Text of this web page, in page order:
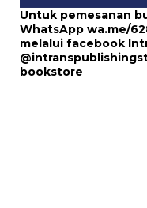
Untuk pemesanan
WhatsApp wa.me/
melalui facebook
bookstore